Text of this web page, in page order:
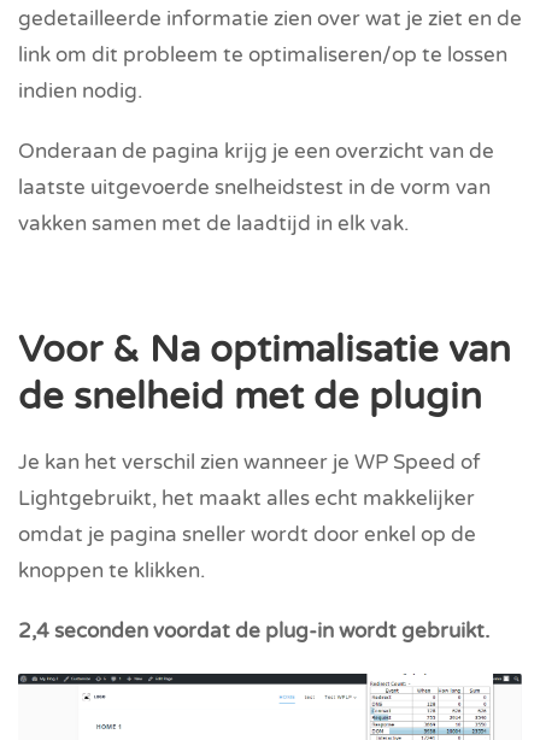
gedetailleerde informatie zien over wat je ziet en de
link om dit probleem te optimaliseren/op te lossen
indien nodig.
Onderaan de pagina krijg je een overzicht van de
laatste uitgevoerde snelheidstest in de vorm van
vakken samen met de laadtijd in elk vak.
Voor & Na optimalisatie van
de snelheid met de plugin
Je kan het verschil zien wanneer je WP Speed of
Lightgebruikt, het maakt alles echt makkelijker
omdat je pagina sneller wordt door enkel op de
knoppen te klikken.
2,4 seconden voordat de plug-in wordt gebruikt.